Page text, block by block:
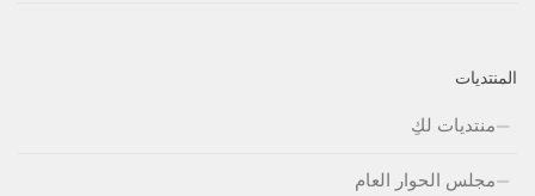
المنتديات
منتديات لكِ
مجلس الحوار العام